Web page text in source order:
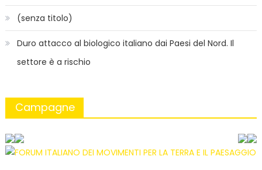
(senza titolo)
Duro attacco al biologico italiano dai Paesi del Nord. Il
settore è a rischio
Campagne